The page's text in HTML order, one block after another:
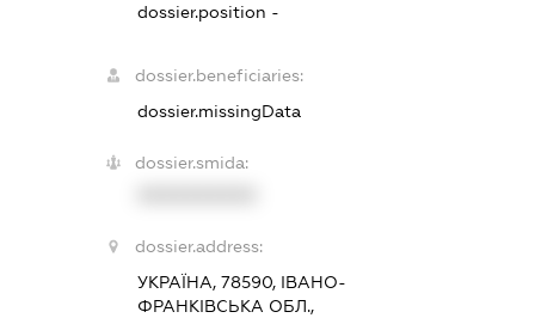
dossier.position -
dossier.beneficiaries:
dossier.missingData
dossier.smida:
dossier.address:
УКРАЇНА, 78590, ІВАНО-
ФРАНКІВСЬКА ОБЛ.,